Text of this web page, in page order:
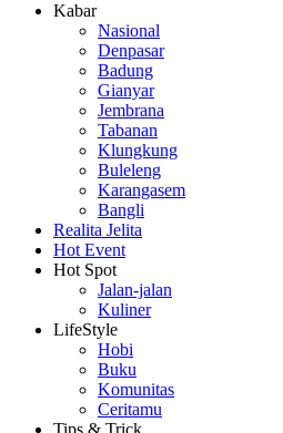
Kabar
Nasional
Denpasar
Badung
Gianyar
Jembrana
Tabanan
Klungkung
Buleleng
Karangasem
Bangli
Realita Jelita
Hot Event
Hot Spot
Jalan-jalan
Kuliner
LifeStyle
Hobi
Buku
Komunitas
Ceritamu
Tips & Trick